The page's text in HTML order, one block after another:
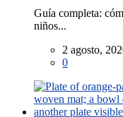
Guía completa:
niños...
2 agosto,
0